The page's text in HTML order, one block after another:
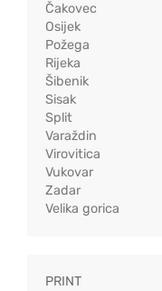
Čakovec
Osijek
Požega
Rijeka
Šibenik
Sisak
Split
Varaždin
Virovitica
Vukovar
Zadar
Velika gorica
PRINT